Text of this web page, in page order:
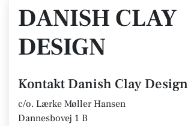
DANISH CLAY
DESIGN
Kontakt Danish Clay Design
c/o. Lærke Møller Hansen
Dannesbovej 1 B